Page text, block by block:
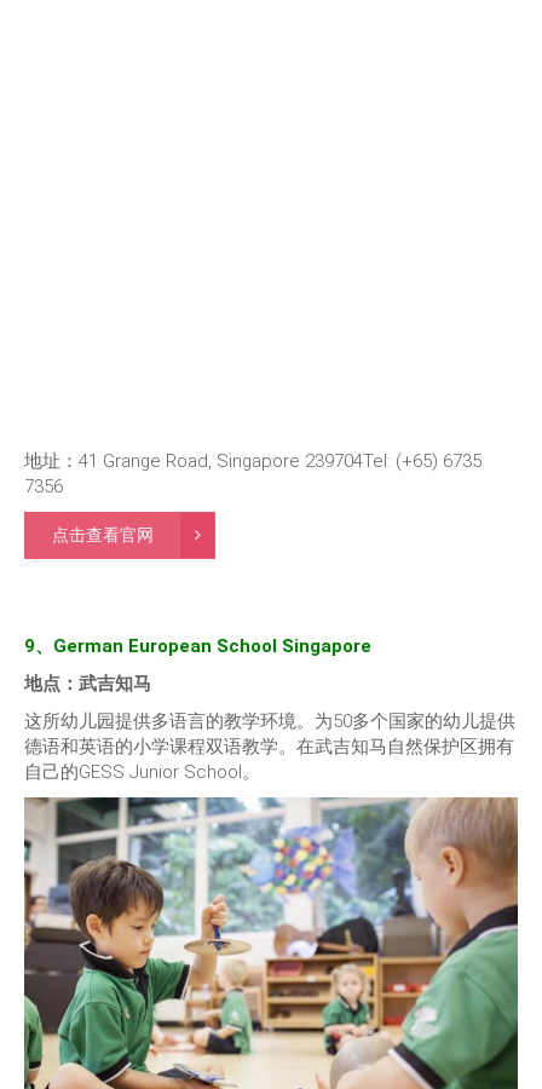
地址：41 Grange Road, Singapore 239704Tel: (+65) 6735
7356
点击查看官网
9、German European School Singapore
地点：武吉知马
这所幼儿园提供多语言的教学环境。为50多个国家的幼儿提供
德语和英语的小学课程双语教学。在武吉知马自然保护区拥有
自己的GESS Junior School。